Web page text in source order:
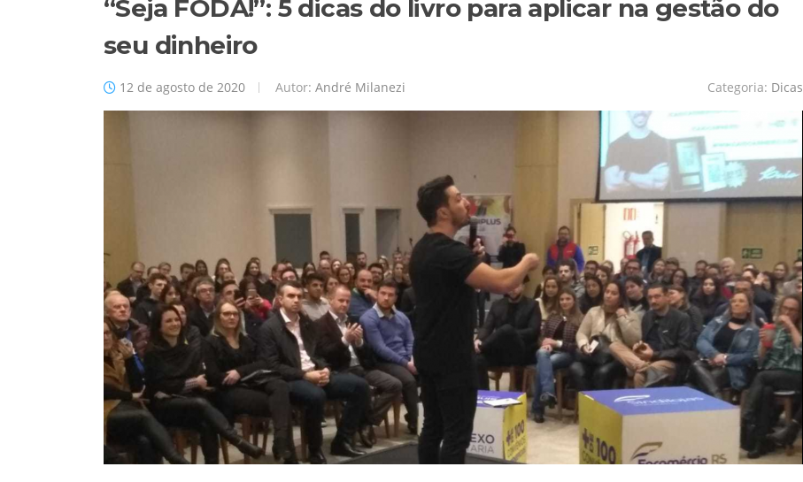
“Seja FODA!”: 5 dicas do livro para aplicar na gestão do
seu dinheiro
12 de agosto de 2020 Autor: André Milanezi Categoria: Dicas